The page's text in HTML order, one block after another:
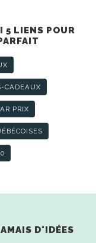
5 LIENS POUR
CADEAUX
PRIX
D'IDÉES